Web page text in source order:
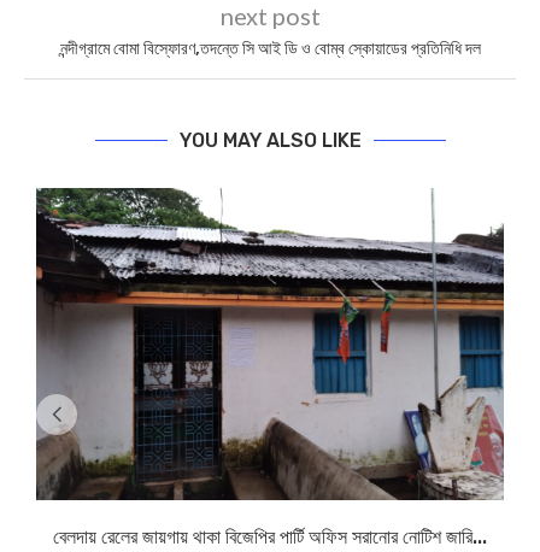
next post
নন্দীগ্রামে বোমা বিস্ফোরণ,তদন্তে সি আই ডি ও বোম্ব স্কোয়াডের প্রতিনিধি দল
YOU MAY ALSO LIKE
বেলদায় রেলের জায়গায় থাকা বিজেপির পার্টি অফিস সরানোর নোটিশ জারি...